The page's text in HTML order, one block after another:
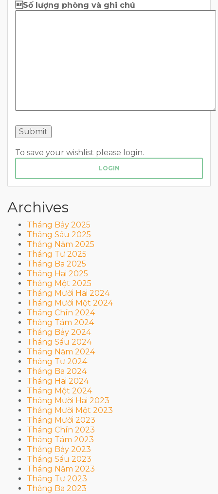
Số lượng phòng và ghi chú
To save your wishlist please login.
LOGIN
Archives
Tháng Bảy 2025
Tháng Sáu 2025
Tháng Năm 2025
Tháng Tư 2025
Tháng Ba 2025
Tháng Hai 2025
Tháng Một 2025
Tháng Mười Hai 2024
Tháng Mười Một 2024
Tháng Chín 2024
Tháng Tám 2024
Tháng Bảy 2024
Tháng Sáu 2024
Tháng Năm 2024
Tháng Tư 2024
Tháng Ba 2024
Tháng Hai 2024
Tháng Một 2024
Tháng Mười Hai 2023
Tháng Mười Một 2023
Tháng Mười 2023
Tháng Chín 2023
Tháng Tám 2023
Tháng Bảy 2023
Tháng Sáu 2023
Tháng Năm 2023
Tháng Tư 2023
Tháng Ba 2023